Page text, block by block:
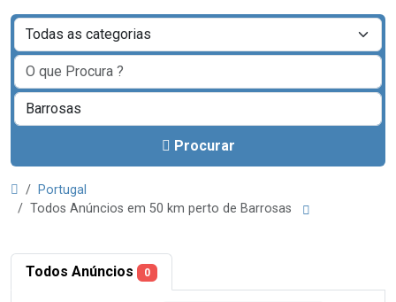
Procurar
Portugal
Todos Anúncios em 50 km perto de Barrosas
Todos Anúncios 0